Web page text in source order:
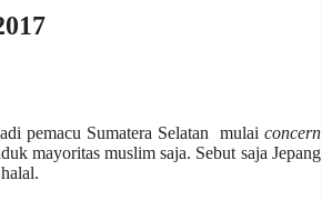
pemacu Sumatera Selatan mulai concern
mayoritas muslim saja. Sebut saja Jepang